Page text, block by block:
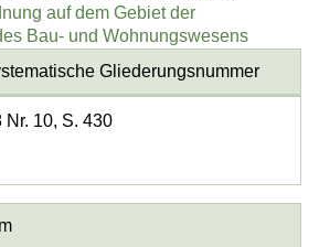
auf dem Gebiet der
Bau- und Wohnungswesens
Gliederungsnummer
10, S. 430